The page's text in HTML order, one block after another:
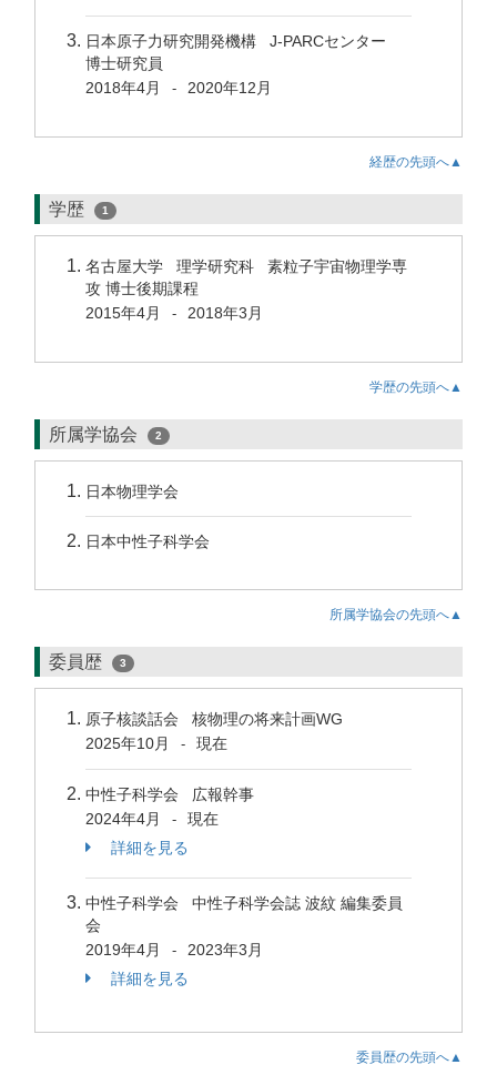
日本原子力研究開発機構 J-PARCセンター
博士研究員
2018年4月
- 2020年12月
経歴の先頭へ▲
学歴 1
名古屋大学 理学研究科 素粒子宇宙物理学専
攻 博士後期課程
2015年4月
- 2018年3月
学歴の先頭へ▲
所属学協会 2
日本物理学会
日本中性子科学会
所属学協会の先頭へ▲
委員歴 3
原子核談話会 核物理の将来計画WG
2025年10月
- 現在
中性子科学会 広報幹事
2024年4月
-
現在
詳細を見る
中性子科学会 中性子科学会誌 波紋 編集委員
会
2019年4月
-
2023年3月
詳細を見る
委員歴の先頭へ▲